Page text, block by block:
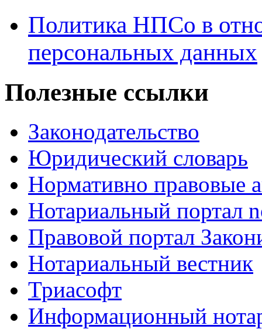
Политика НПСо в
персональных данных
Полезные ссылки
Законодательство
Юридический словарь
Нормативно правовые
Нотариальный портал
Правовой портал
Нотариальный вестник
Триасофт
Информационный